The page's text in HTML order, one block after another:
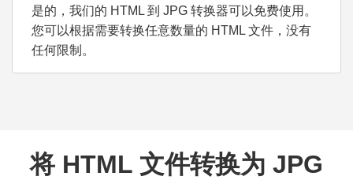
是的，我们的 HTML 到 JPG 转换器可以免费使用。
您可以根据需要转换任意数量的 HTML 文件，没有
任何限制。
将 HTML 文件转换为 JPG